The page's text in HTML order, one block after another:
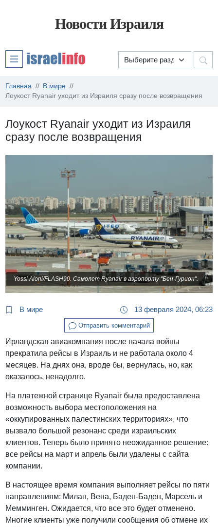
Новости Израиля
Главная
В мире
Лоукост Ryanair уходит из Израиля сразу после возвращения
Лоукост Ryanair уходит из Израиля
сразу после возвращения
Yossi Aloni/FLASH90. Самолет Ryanair в аэропорту "Бен-Гурион".
В мире 13 февраля 2024, 06:23
Отправить комментарий
Ирландская авиакомпания после начала войны
прекратила рейсы в Израиль и не работала около 4
месяцев. На днях она, вроде бы, вернулась, но, как
оказалось, ненадолго.
На платежной странице Ryanair была предоставлена ​​
возможность выбора местоположения на
«оккупированных палестинских территориях», что
вызвало большой резонанс среди израильских
клиентов. Теперь было принято неожиданное решение:
все рейсы на март и апрель были удалены с сайта
компании.
В настоящее время компания выполняет рейсы по пяти
направлениям: Милан, Вена, Баден-Баден, Марсель и
Мемминген. Ожидается, что все это будет отменено.
Многие клиенты уже получили сообщения об отмене их